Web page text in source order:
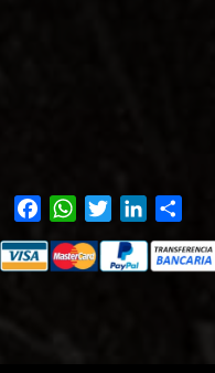
FacebookWhatsApp
TwitterLinkedIn